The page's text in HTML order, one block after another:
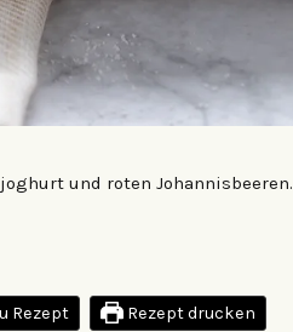
und roten Johannisbeeren.
Rezept Rezept drucken